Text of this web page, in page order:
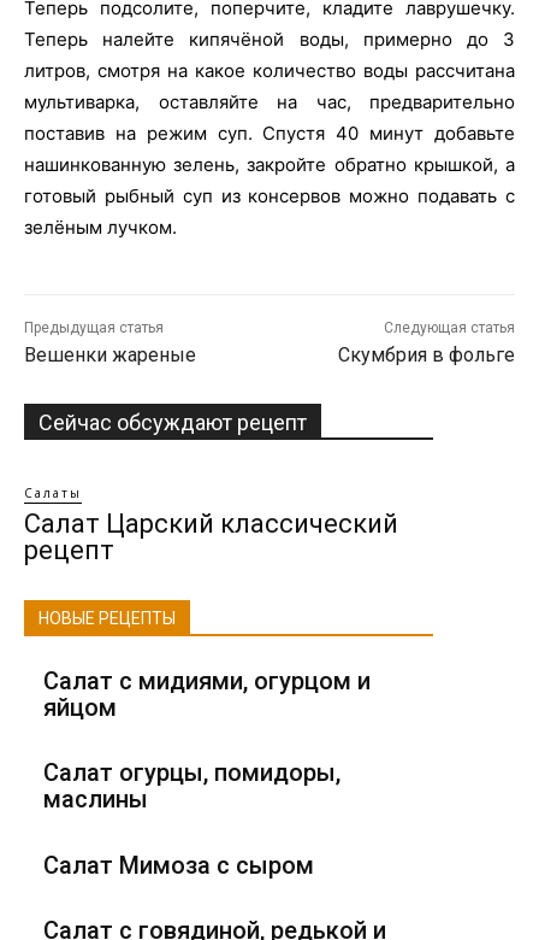
Теперь подсолите, поперчите, кладите лаврушечку.
Теперь налейте кипячёной воды, примерно до 3
литров, смотря на какое количество воды рассчитана
мультиварка, оставляйте на час, предварительно
поставив на режим суп. Спустя 40 минут добавьте
нашинкованную зелень, закройте обратно крышкой, а
готовый рыбный суп из консервов можно подавать с
зелёным лучком.
Предыдущая статья
Вешенки жареные
Следующая статья
Скумбрия в фольге
Сейчас обсуждают рецепт
Салаты
Салат Царский классический
рецепт
НОВЫЕ РЕЦЕПТЫ
Салат с мидиями, огурцом и
яйцом
Салат огурцы, помидоры,
маслины
Салат Мимоза с сыром
Салат с говядиной, редькой и